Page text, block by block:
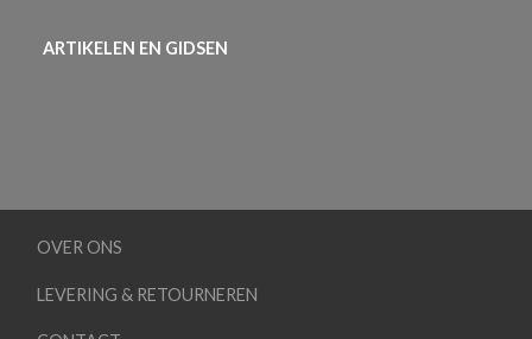
ARTIKELEN EN GIDSEN
OVER ONS
LEVERING & RETOURNEREN